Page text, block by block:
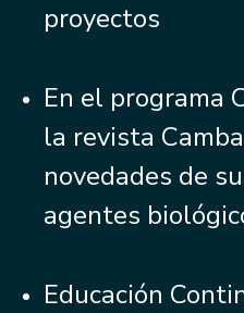
proyectos
En el programa
la revista
novedades de
agentes
Educación